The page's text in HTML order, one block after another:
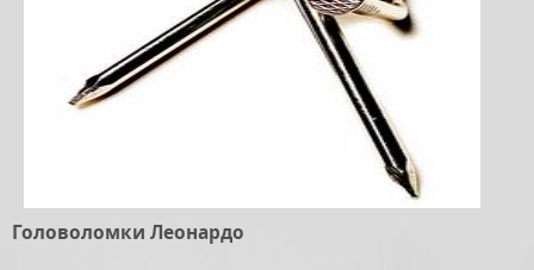
Головоломки Леонардо